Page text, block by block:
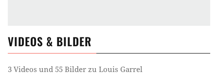
VIDEOS & BILDER
3 Videos und 55 Bilder zu Louis Garrel